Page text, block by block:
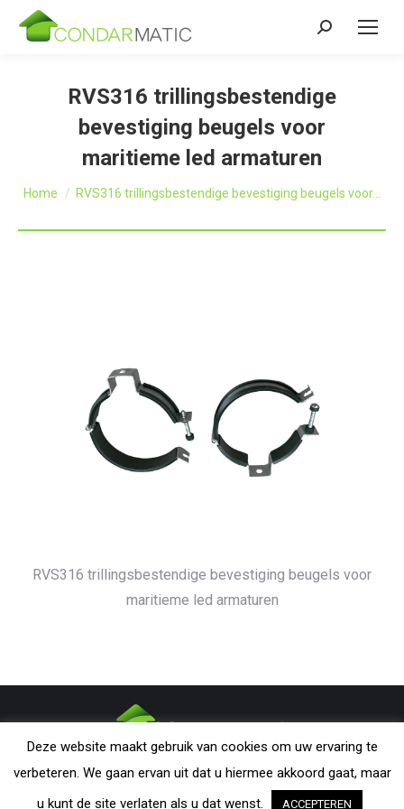
Zoeken:
RVS316 trillingsbestendige
bevestiging beugels voor
maritieme led armaturen
Je bent hier:
Home RVS316 trillingsbestendige bevestiging beugels voor…
RVS316 trillingsbestendige bevestiging beugels voor
maritieme led armaturen
from this website may be reproduced without explicit permission from
CondarMatic B.V. All trademarks and copyrights remain the property of
Deze website maakt gebruik van cookies om uw ervaring te
verbeteren. We gaan ervan uit dat u hiermee akkoord gaat, maar
u kunt de site verlaten als u dat wenst.
ACCEPTEREN